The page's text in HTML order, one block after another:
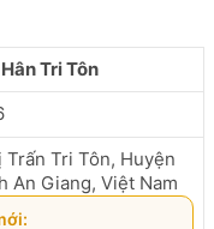
Tri Tôn
Trấn Tri Tôn, Huyện
An Giang, Việt Nam